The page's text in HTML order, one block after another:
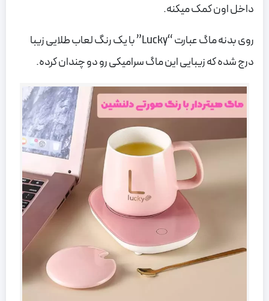
داخل اون کمک میکنه.
روی بدنه ماگ عبارت “Lucky” با یک رنگ لعاب طلایی زیبا
درج شده که زیبایی این ماگ سرامیکی رو دو چندان کرده.